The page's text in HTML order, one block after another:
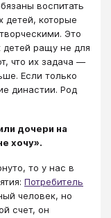
воспитать
детей, которые
Это
ращу не для
что их задача —
Если только
династии. Род
дочери на
хочу».
то у нас в
Потребитель
человек, но
счет, он